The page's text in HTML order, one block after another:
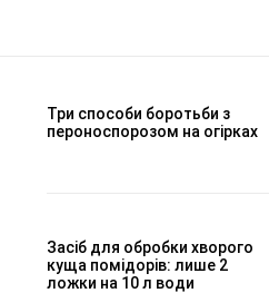
Три способи боротьби з
пероноспорозом на огірках
Засіб для обробки хворого
куща помідорів: лише 2
ложки на 10 л води